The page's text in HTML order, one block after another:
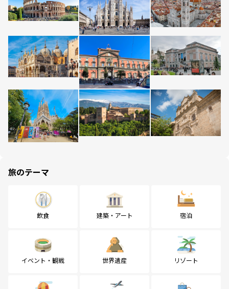
旅のテーマ
飲食 建築・アート 宿泊
イベント・観戦 世界遺産 リゾート